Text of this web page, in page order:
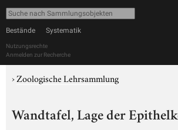
Bestände Systematik
Nutzungsrechte
Anmelden zur Recherche
›Zoologische Lehrsammlung
Wandtafel, Lage der